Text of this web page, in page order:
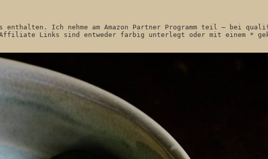
Ich nehme am Amazon Partner Programm teil – bei
Affiliate Links sind entweder farbig unterlegt oder mit einem *